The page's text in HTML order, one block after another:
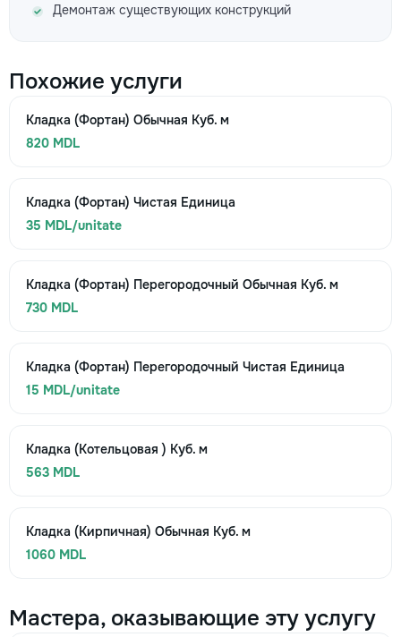
Демонтаж существующих конструкций
Похожие услуги
Кладка (Фортан) Обычная Куб. м
820 MDL
Кладка (Фортан) Чистая Единица
35 MDL/unitate
Кладка (Фортан) Перегородочный Обычная Куб. м
730 MDL
Кладка (Фортан) Перегородочный Чистая Единица
15 MDL/unitate
Кладка (Котельцовая ) Куб. м
563 MDL
Кладка (Кирпичная) Обычная Куб. м
1060 MDL
Мастера, оказывающие эту услугу